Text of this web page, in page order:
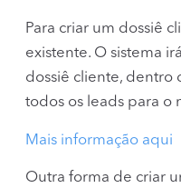
Para criar um dossiê
existente. O sistema
dossiê cliente, dentro
todos os leads para o
Mais informação aqui
Outra forma de criar